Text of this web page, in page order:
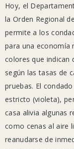
Hoy, el
la Orden Regional
permite a los
para una economía
colores que indican
según las tasas de
pruebas. El
estricto (violeta),
casa alivia algunas
como cenas al aire
reanudarse de
los
a
la
Salud
Pública
del
de
El
Oficial
de
Salud
Pública
del
El
Oficial
de
Salud
Pública
del